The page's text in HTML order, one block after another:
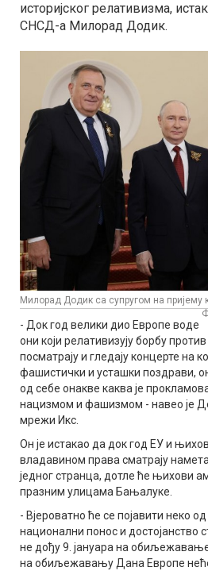
историјског релативизма,
СНСД-а Милорад Додик.
Милорад Додик са супругом на пријему
- Док год велики дио Европе воде
они који релативизују борбу
посматрају и гледају концерте на
фашистички и усташки поздрави,
од себе онакве каква је
нацизмом и фашизмом - навео је
мрежи Икс.
Он је истакао да док год ЕУ и
владавином права сматрају
једног странца, дотле ће њихови
празним улицама Бањалуке.
- Вјероватно ће се појавити неко
национални понос и достојанство
не дођу 9. јануара на
на обиљежавању Дана Европе